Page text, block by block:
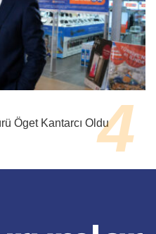
Öget Kantarcı Oldu